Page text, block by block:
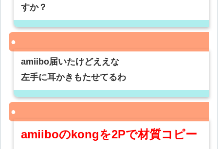
すか？
amiibo届いたけどええな
左手に耳かきもたせてるわ
amiiboのkongを2Pで材質コピー